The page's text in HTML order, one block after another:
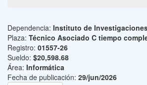
Dependencia: Instituto de
Plaza: Técnico Asociado C tiempo
Registro: 01557-26
Sueldo: $20,598.68
Área: Informática
Fecha de publicación: 29/jun/2026